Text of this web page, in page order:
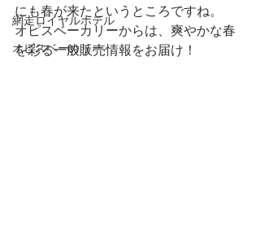
網走ロイヤルホテル
オピスベーカリー
にも春が来たというところですね。
オピスベーカリーからは、爽やかな春
を彩る一般販売情報をお届け！